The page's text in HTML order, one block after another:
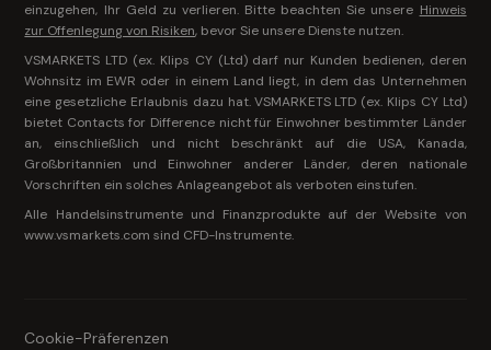
einzugehen, Ihr Geld zu verlieren. Bitte beachten Sie unsere Hinweis
zur Offenlegung von Risiken, bevor Sie unsere Dienste nutzen.
VSMARKETS LTD (ex. Klips CY (Ltd) darf nur Kunden bedienen, deren
Wohnsitz im EWR oder in einem Land liegt, in dem das Unternehmen
eine gesetzliche Erlaubnis dazu hat. VSMARKETS LTD (ex. Klips CY Ltd)
bietet Contacts for Difference nicht für Einwohner bestimmter Länder
an, einschließlich und nicht beschränkt auf die USA, Kanada,
Großbritannien und Einwohner anderer Länder, deren nationale
Vorschriften ein solches Anlageangebot als verboten einstufen.
Alle Handelsinstrumente und Finanzprodukte auf der Website von
www.vsmarkets.com sind CFD-Instrumente.
Cookie-Präferenzen